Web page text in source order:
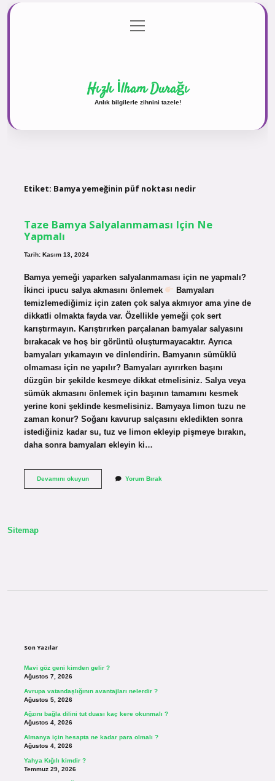
Gizlilik Politikası
menüyü
aç
Hızlı İlham Durağı
Anlık bilgilerle zihnini tazele!
Etiket: Bamya yemeğinin püf noktası nedir
Taze Bamya Salyalanmaması Için Ne
Yapmalı
Tarih: Kasım 13, 2024
Bamya yemeği yaparken salyalanmaması için ne yapmalı?
İkinci ipucu salya akmasını önlemek
Bamyaları
temizlemediğimiz için zaten çok salya akmıyor ama yine de
dikkatli olmakta fayda var. Özellikle yemeği çok sert
karıştırmayın. Karıştırırken parçalanan bamyalar salyasını
bırakacak ve hoş bir görüntü oluşturmayacaktır. Ayrıca
bamyaları yıkamayın ve dinlendirin. Bamyanın sümüklü
olmaması için ne yapılır? Bamyaları ayırırken başını
düzgün bir şekilde kesmeye dikkat etmelisiniz. Salya veya
sümük akmasını önlemek için başının tamamını kesmek
yerine koni şeklinde kesmelisiniz. Bamyaya limon tuzu ne
zaman konur? Soğanı kavurup salçasını ekledikten sonra
istediğiniz kadar su, tuz ve limon ekleyip pişmeye bırakın,
daha sonra bamyaları ekleyin ki…
Devamını okuyunTaze
Yorum Bırak
Sitemap
Son Yazılar
Mavi göz geni kimden gelir ?
Ağustos 7, 2026
Avrupa vatandaşlığının avantajları nelerdir ?
Ağustos 5, 2026
Ağzını bağla dilini tut duası kaç kere okunmalı ?
Ağustos 4, 2026
Almanya için hesapta ne kadar para olmalı ?
Ağustos 4, 2026
Yahya Kığılı kimdir ?
Temmuz 29, 2026